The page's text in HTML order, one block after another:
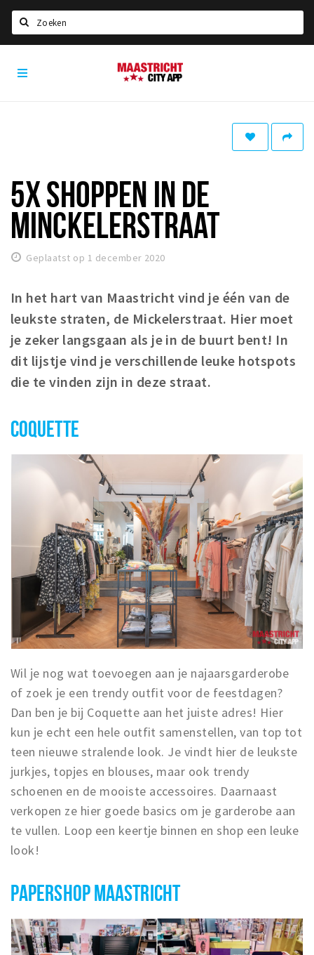
Home
Eten
Drinken
Slapen
Winkels
Winkelgebieden
Parkeren
Bezienswaardigheden
Uitjes & activiteiten
Toeristische routes
Natuurgebieden
Baroniepoorten
Andere City Apps
Inloggen
Maastricht
City
5X SHOPPEN IN DE
MINCKELERSTRAAT
Geplaatst op 1 december 2020
In het hart van Maastricht vind je één van de
leukste straten, de Mickelerstraat. Hier moet
je zeker langsgaan als je in de buurt bent! In
dit lijstje vind je verschillende leuke hotspots
die te vinden zijn in deze straat.
COQUETTE
Wil je nog wat toevoegen aan je najaarsgarderobe
of zoek je een trendy outfit voor de feestdagen?
Dan ben je bij Coquette aan het juiste adres! Hier
kun je echt een hele outfit samenstellen, van top tot
teen nieuwe stralende look. Je vindt hier de leukste
jurkjes, topjes en blouses, maar ook trendy
schoenen en de mooiste accessoires. Daarnaast
verkopen ze hier goede basics om je garderobe aan
te vullen. Loop een keertje binnen en shop een leuke
look!
PAPERSHOP MAASTRICHT